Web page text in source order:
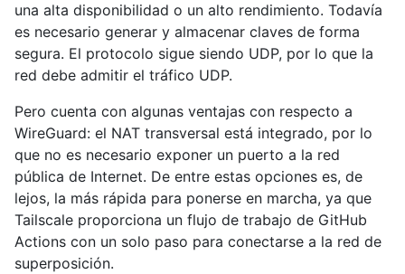
una alta disponibilidad o un alto rendimiento. Todavía
es necesario generar y almacenar claves de forma
segura. El protocolo sigue siendo UDP, por lo que la
red debe admitir el tráfico UDP.
Pero cuenta con algunas ventajas con respecto a
WireGuard: el NAT transversal está integrado, por lo
que no es necesario exponer un puerto a la red
pública de Internet. De entre estas opciones es, de
lejos, la más rápida para ponerse en marcha, ya que
Tailscale proporciona un flujo de trabajo de GitHub
Actions con un solo paso para conectarse a la red de
superposición.